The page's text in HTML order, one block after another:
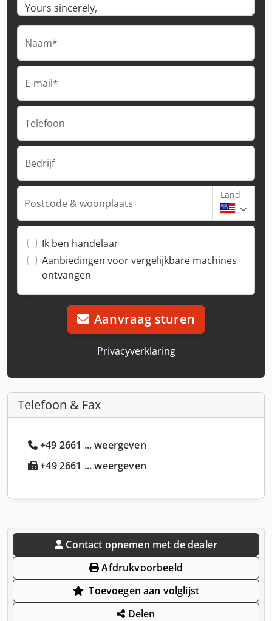
Naam*
E-mail*
Telefoon
Bedrijf
Postcode & woonplaats
Land
Ik ben handelaar
Aanbiedingen voor vergelijkbare machines
ontvangen
Aanvraag sturen
Privacyverklaring
Telefoon & Fax
+49 2661 ... weergeven
+49 2661 ... weergeven
Contact opnemen met de dealer
Afdrukvoorbeeld
Toevoegen aan volglijst
Delen